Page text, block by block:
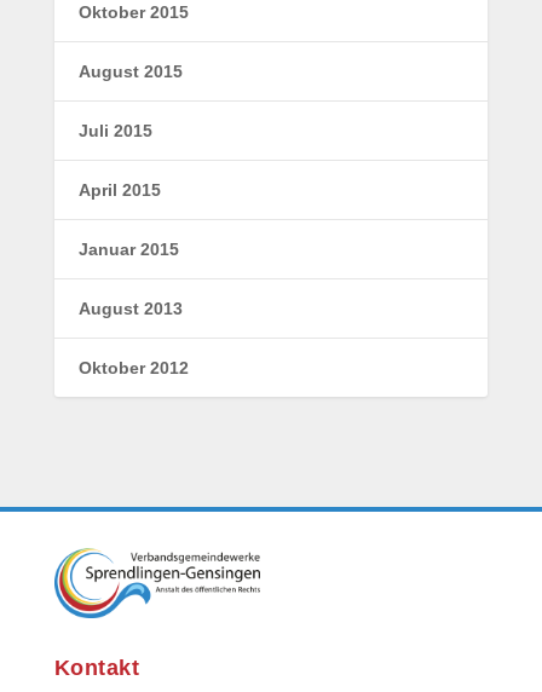
Oktober 2015
August 2015
Juli 2015
April 2015
Januar 2015
August 2013
Oktober 2012
Kontakt